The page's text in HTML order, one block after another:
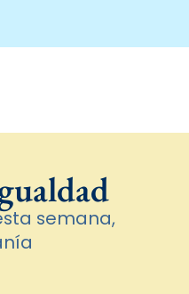
Cristiana
semana,